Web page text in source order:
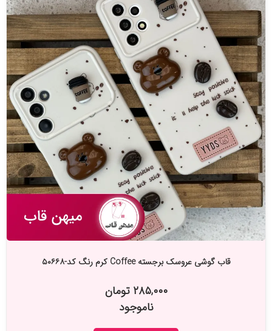
قاب گوشی عروسک برجسته Coffee کرم رنگ کد-۵۰۶۶۸
۲۸۵,۰۰۰ تومان
ناموجود